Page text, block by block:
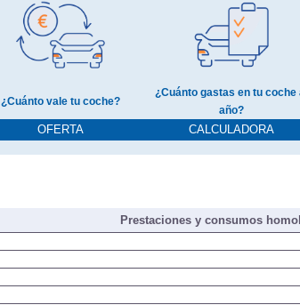
¿Cuánto vale tu coche?
OFERTA
¿Cuánto gastas en tu coche
año?
CALCULADORA
Prestaciones y consumos